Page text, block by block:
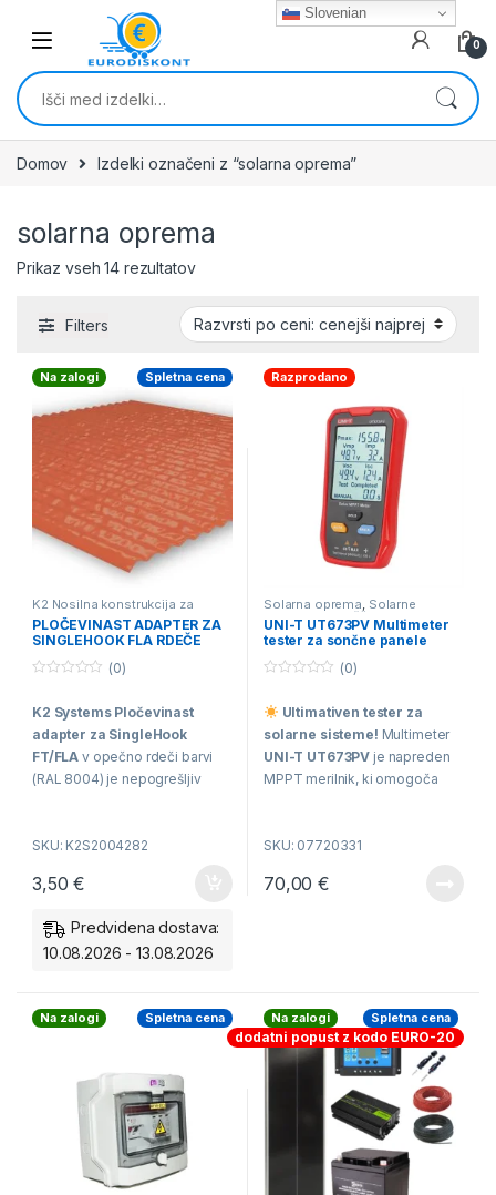
Skip to navigation
0
Išči:
Domov Izdelki označeni z “solarna oprema”
solarna oprema
Prikaz vseh 14 rezultatovRazvrščeno po ceni: od najnižje do
Filters
Na zalogi Spletna cena
K2 Nosilna konstrukcija za
BOBROVEC
PLOČEVINAST ADAPTER ZA
SINGLEHOOK FLA RDEČE
u
o
f
5
(0)
K2 Systems Pločevinast
adapter za SingleHook
FT/FLA v opečno rdeči barvi
(RAL 8004) je nepogrešljiv
strehe s pločevinasto kritino ali
Zagotavlja popolno tesnjenje
kompromisov pri izgledu vaše
strehe.
SKU: K2S2004282
3,50€
Predvidena dostava:
10.08.2026 - 13.08.2026
Razprodano
Solarna oprema, Solarne
varovalke in zaščite
UNI-T UT673PV Multimeter
tester za sončne panele
u
o
f
5
(0)
Ultimativen tester za
solarne sisteme! Multimeter
UNI-T UT673PV je napreden
MPPT merilnik, ki omogoča
merjenjem moči do
saj se napaja neposredno iz
SKU: 07720331
70,00€
Na zalogi Spletna cena Na zalogi Spletna cena
dodatni popust z kodo EURO-20
Slovenian